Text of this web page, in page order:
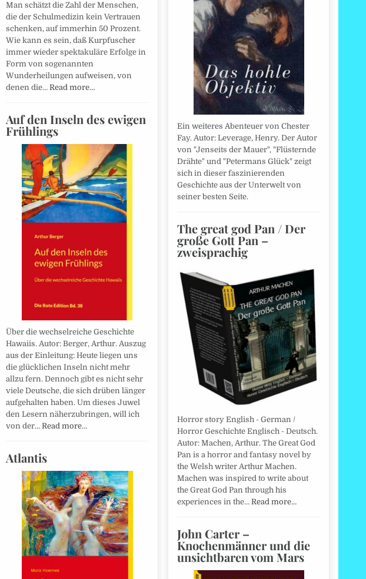
Man schätzt die Zahl der Menschen,
die der Schulmedizin kein Vertrauen
schenken, auf immerhin 50 Prozent.
Wie kann es sein, daß Kurpfuscher
immer wieder spektakuläre Erfolge in
Form von sogenannten
Wunderheilungen aufweisen, von
denen die… Read more…
Auf den Inseln des ewigen
Frühlings
Über die wechselreiche Geschichte
Hawaiis. Autor: Berger, Arthur. Auszug
aus der Einleitung: Heute liegen uns
die glücklichen Inseln nicht mehr
allzu fern. Dennoch gibt es nicht sehr
viele Deutsche, die sich drüben länger
aufgehalten haben. Um dieses Juwel
den Lesern näherzubringen, will ich
von der… Read more…
Atlantis
Ein weiteres Abenteuer von Chester
Fay. Autor: Leverage, Henry. Der Autor
von "Jenseits der Mauer", "Flüsternde
Drähte" und "Petermans Glück" zeigt
sich in dieser faszinierenden
Geschichte aus der Unterwelt von
seiner besten Seite.
The great god Pan / Der
große Gott Pan –
zweisprachig
Horror story English - German /
Horror Geschichte Englisch - Deutsch.
Autor: Machen, Arthur. The Great God
Pan is a horror and fantasy novel by
the Welsh writer Arthur Machen.
Machen was inspired to write about
the Great God Pan through his
experiences in the… Read more…
John Carter –
Knochenmänner und die
unsichtbaren vom Mars